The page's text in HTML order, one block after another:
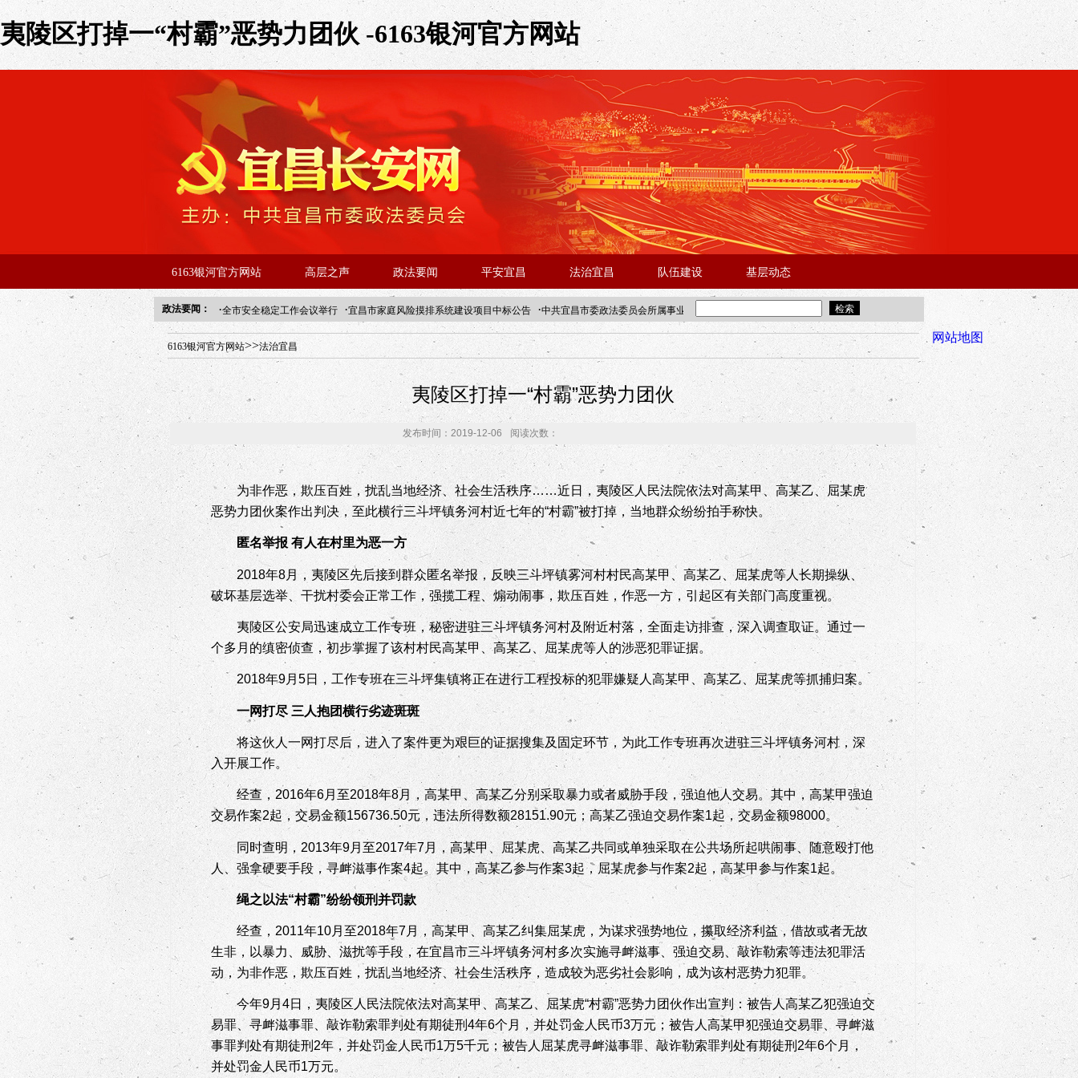
夷陵区打掉一“村霸”恶势力团伙 -6163银河官方网站
6163银河官方网站 高层之声 政法要闻 平安宜昌 法治宜昌 队伍建设 基层动态
政法要闻： ·全市安全稳定工作会议举行 ·宜昌市家庭风险摸排系统建设项目中标公告 ·中共宜昌市委政法委员会所属事业单位2025年“招才兴业”事业单位人才引进·北京站面试成绩公告
年“招才兴业”事业单位人才引进·北京站人民大学入校工作提醒
全市安全
6163银河官方网站>>法治宜昌
夷陵区打掉一“村霸”恶势力团伙
发布时间：2019-12-06 阅读次数：
为非作恶，欺压百姓，扰乱当地经济、社会生活秩序……近日，夷陵区人民法院依法对高某甲、高某乙、屈某虎
恶势力团伙案作出判决，至此横行三斗坪镇务河村近七年的“村霸”被打掉，当地群众纷纷拍手称快。
匿名举报 有人在村里为恶一方
2018年8月，夷陵区先后接到群众匿名举报，反映三斗坪镇雾河村村民高某甲、高某乙、屈某虎等人长期操纵、
破坏基层选举、干扰村委会正常工作，强揽工程、煽动闹事，欺压百姓，作恶一方，引起区有关部门高度重视。
夷陵区公安局迅速成立工作专班，秘密进驻三斗坪镇务河村及附近村落，全面走访排查，深入调查取证。通过一
个多月的缜密侦查，初步掌握了该村村民高某甲、高某乙、屈某虎等人的涉恶犯罪证据。
2018年9月 5日，工作专班在三斗坪集镇将正在进行工程投标的犯罪嫌疑人高某甲、高某乙、屈某虎等抓捕归案。
一网打尽 三人抱团横行劣迹斑斑
将这伙人一网打尽后，进入了案件更为艰巨的证据搜集及固定环节，为此工作专班再次进驻三斗坪镇务河村，深
入开展工作。
经查， 2016年6月至2018年8月，高某甲、高某乙分别采取暴力或者威胁手段，强迫他人交易。其中，高某甲强迫
交易作案2起，交易金额156736.50元，违法所得数额28151.90元；高某乙强迫交易作案1起，交易金额98000。
同时查明， 2013年9月至2017年7月，高某甲、屈某虎、高某乙共同或单独采取在公共场所起哄闹事、随意殴打他
人、强拿硬要手段，寻衅滋事作案4起。其中，高某乙参与作案3起，屈某虎参与作案2起，高某甲参与作案1起。
绳之以法“村霸”纷纷领刑并罚款
经查， 2011年10月至2018年7月，高某甲、高某乙纠集屈某虎，为谋求强势地位，攥取经济利益，借故或者无故
生非，以暴力、威胁、滋扰等手段，在宜昌市三斗坪镇务河村多次实施寻衅滋事、强迫交易、敲诈勒索等违法犯罪活
动，为非作恶，欺压百姓，扰乱当地经济、社会生活秩序，造成较为恶劣社会影响，成为该村恶势力犯罪。
今年9月4日，夷陵区人民法院依法对高某甲、高某乙、屈某虎“村霸”恶势力团伙作出宣判：被告人高某乙犯强迫交
易罪、寻衅滋事罪、敲诈勒索罪判处有期徒刑4年6个月，并处罚金人民币3万元；被告人高某甲犯强迫交易罪、寻衅滋
事罪判处有期徒刑2年，并处罚金人民币1万5千元；被告人屈某虎寻衅滋事罪、敲诈勒索罪判处有期徒刑 2年6个月，
并处罚金人民币1万元。
网站地图